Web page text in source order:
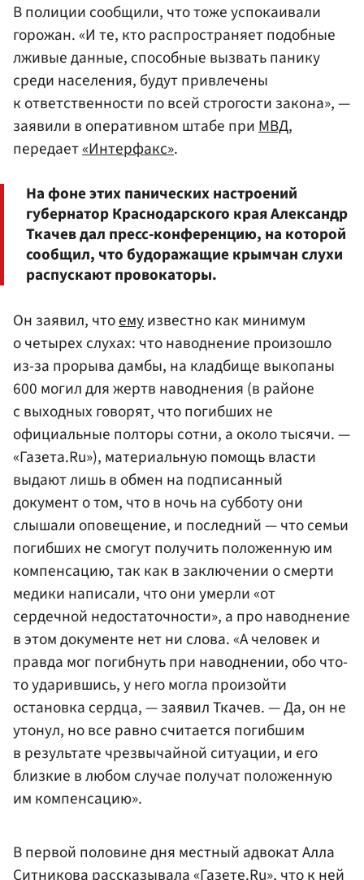
В полиции сообщили, что тоже успокаивали
горожан. «И те, кто распространяет подобные
лживые данные, способные вызвать панику
среди населения, будут привлечены
к ответственности по всей строгости закона», —
заявили в оперативном штабе приМВД,
передает«Интерфакс».
На фоне этих панических настроений
губернатор Краснодарского края Александр
Ткачев дал пресс-конференцию, на которой
сообщил, что будоражащие крымчан слухи
распускают провокаторы.
Он заявил, чтоемуизвестно как минимум
о четырех слухах: что наводнение произошло
из-за прорыва дамбы, на кладбище выкопаны
600 могил для жертв наводнения (в районе
с выходных говорят, что погибших не
официальные полторы сотни, а около тысячи. —
«Газета.Ru»), материальную помощь власти
выдают лишь в обмен на подписанный
документ о том, что в ночь на субботу они
слышали оповещение, и последний — что семьи
погибших не смогут получить положенную им
компенсацию, так как в заключении о смерти
медики написали, что они умерли «от
сердечной недостаточности», а про наводнение
в этом документе нет ни слова. «А человек и
правда мог погибнуть при наводнении, обо что-
то ударившись, у него могла произойти
остановка сердца, — заявил Ткачев. — Да, он не
утонул, но все равно считается погибшим
в результате чрезвычайной ситуации, и его
близкие в любом случае получат положенную
им компенсацию».
В первой половине дня местный адвокат Алла